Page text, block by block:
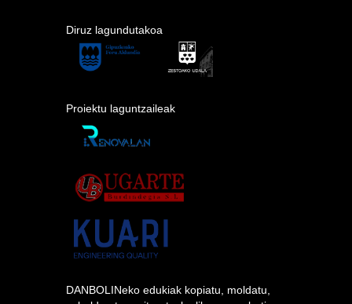
Diruz lagundutakoa
Proiektu laguntzaileak
DANBOLINeko edukiak kopiatu, moldatu,